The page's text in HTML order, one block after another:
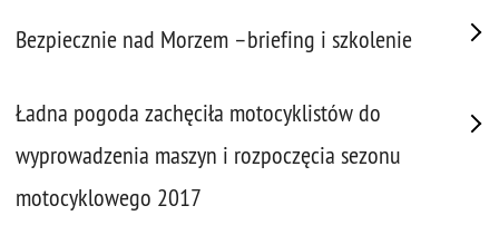
Bezpiecznie nad Morzem –briefing i szkolenie
Ładna pogoda zachęciła motocyklistów do
wyprowadzenia maszyn i rozpoczęcia sezonu
motocyklowego 2017